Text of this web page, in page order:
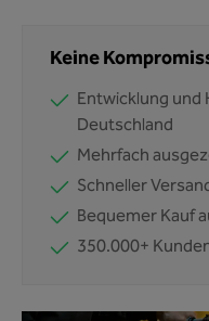
Keine
Entwicklung und
Deutschland
Mehrfach
Schneller
Bequemer Kauf
350.000+